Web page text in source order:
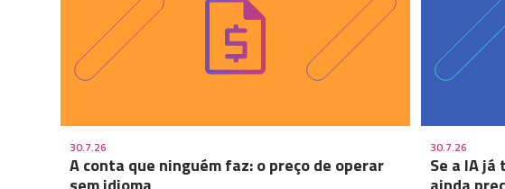
30.7.26
A conta que ninguém faz: o preço de operar
30.7.26
Se a IA